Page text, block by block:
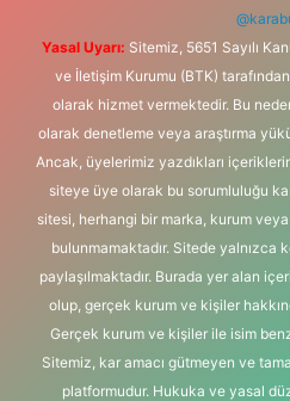
Yasal Uyarı: Sitemiz, 5651 Sayılı
ve İletişim Kurumu (BTK)
olarak hizmet vermektedir. Bu
olarak denetleme veya araştırma
Ancak, üyelerimiz yazdıkları
siteye üye olarak bu sorumluluğu
sitesi, herhangi bir marka, kurum veya
bulunmamaktadır. Sitede yalnızca
paylaşılmaktadır. Burada yer alan
olup, gerçek kurum ve kişiler
Gerçek kurum ve kişiler ile isim
Sitemiz, kar amacı gütmeyen ve
platformudur. Hukuka ve yasal